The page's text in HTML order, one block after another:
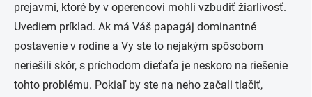
prejavmi, ktoré by v operencovi mohli vzbudiť žiarlivosť.
Uvediem príklad. Ak má Váš papagáj dominantné
postavenie v rodine a Vy ste to nejakým spôsobom
neriešili skôr, s príchodom dieťaťa je neskoro na riešenie
tohto problému. Pokiaľ by ste na neho začali tlačiť,